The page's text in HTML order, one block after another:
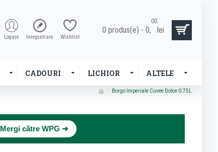
Logare Inregistrare Wishlist
0 produs(e) - 0,
00
lei
CADOURI LICHIOR ALTELE
Borgo Imperiale Cuvee Dolce 0.75L
Mergi către WPG ➜